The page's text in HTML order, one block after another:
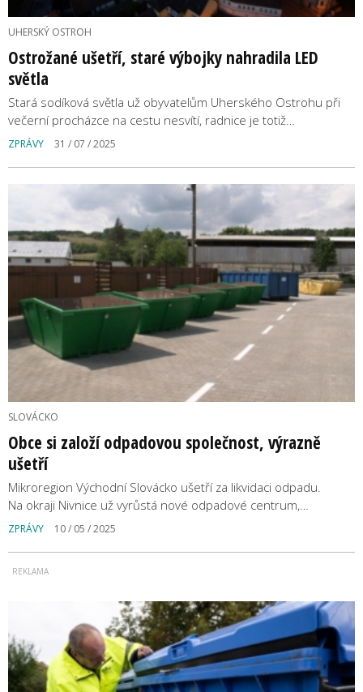
UHERSKÝ OSTROH
Ostrožané ušetří, staré výbojky nahradila LED
světla
Stará sodíková světla už obyvatelům Uherského Ostrohu při
večerní procházce na cestu nesvítí, radnice je totiž…
ZPRÁVY 31 / 07 / 2025
SLOVÁCKO
Obce si založí odpadovou společnost, výrazně
ušetří
Mikroregion Východní Slovácko ušetří za likvidaci odpadu.
Na okraji Nivnice už vyrůstá nové odpadové centrum,…
ZPRÁVY 10 / 05 / 2025